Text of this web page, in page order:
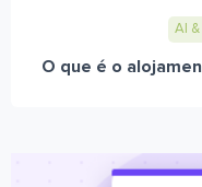
AI
O que é o